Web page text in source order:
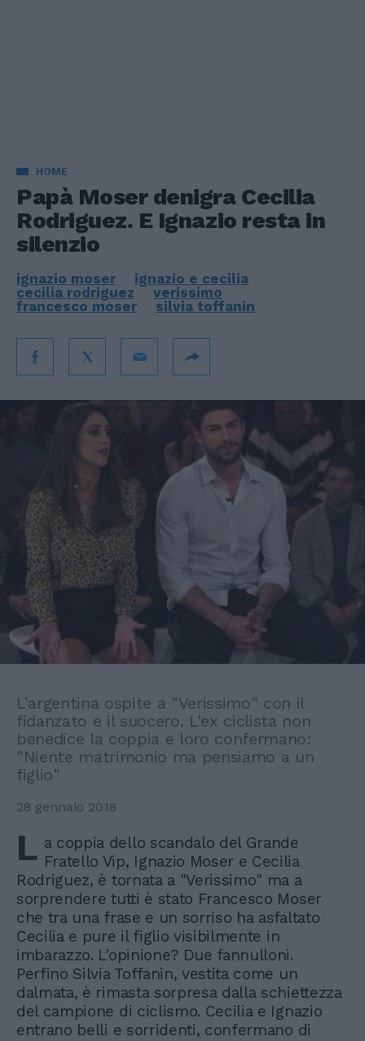
HOME
Papà Moser denigra Cecilia
Rodriguez. E Ignazio resta in
silenzio
ignazio moser
ignazio e cecilia
cecilia rodriguez
verissimo
francesco moser
silvia toffanin
L'argentina ospite a "Verissimo" con il
fidanzato e il suocero. L'ex ciclista non
benedice la coppia e loro confermano:
"Niente matrimonio ma pensiamo a un
figlio"
28 gennaio 2018
L a coppia dello scandalo del Grande
Fratello Vip, Ignazio Moser e Cecilia
Rodriguez, è tornata a "Verissimo" ma a
sorprendere tutti è stato Francesco Moser
che tra una frase e un sorriso ha asfaltato
Cecilia e pure il figlio visibilmente in
imbarazzo. L'opinione? Due fannulloni.
Perfino Silvia Toffanin, vestita come un
dalmata, è rimasta sorpresa dalla schiettezza
del campione di ciclismo. Cecilia e Ignazio
entrano belli e sorridenti, confermano di